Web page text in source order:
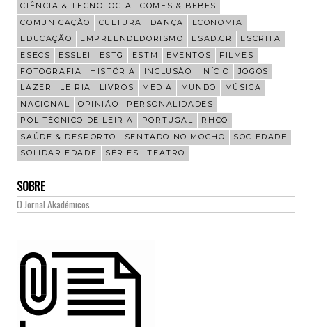
CIÊNCIA & TECNOLOGIA
COMES & BEBES
COMUNICAÇÃO
CULTURA DANÇA
ECONOMIA
EDUCAÇÃO
EMPREENDEDORISMO ESAD.CR
ESCRITA
ESECS
ESSLEI ESTG ESTM EVENTOS
FILMES
FOTOGRAFIA
HISTÓRIA INCLUSÃO INÍCIO
JOGOS
LAZER
LEIRIA LIVROS MEDIA MUNDO
MÚSICA
NACIONAL
OPINIÃO
PERSONALIDADES
POLITÉCNICO DE LEIRIA
PORTUGAL
RHCO
SAÚDE & DESPORTO
SENTADO NO MOCHO
SOCIEDADE
SOLIDARIEDADE
SÉRIES TEATRO
SOBRE
O Jornal Akadémicos